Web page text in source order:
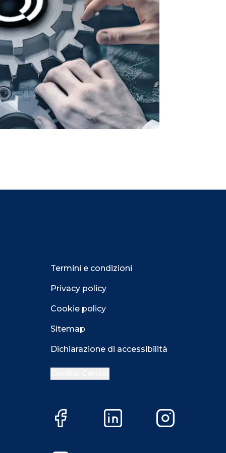
Termini e condizioni
Privacy policy
Cookie policy
Sitemap
Dichiarazione di accessibilità
Facebook LinkedIn Instagram